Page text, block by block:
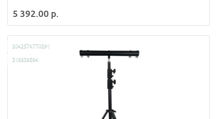
5 392.00 р.
2042574770291
316639594